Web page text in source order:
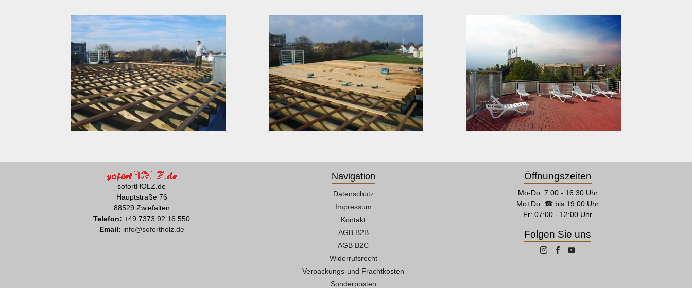
sofortHOLZ.de
Hauptstraße 76
88529 Zwiefalten
Telefon: +49 7373 92 16 550
Email: info@sofortholz.de
Navigation
Datenschutz
Impressum
Kontakt
AGB B2B
AGB B2C
Widerrufsrecht
Verpackungs-und Frachtkosten
Sonderposten
Öffnungszeiten
Mo-Do: 7:00 - 16:30 Uhr
Mo+Do: ☎ bis 19:00 Uhr
Fr: 07:00 - 12:00 Uhr
Folgen Sie uns